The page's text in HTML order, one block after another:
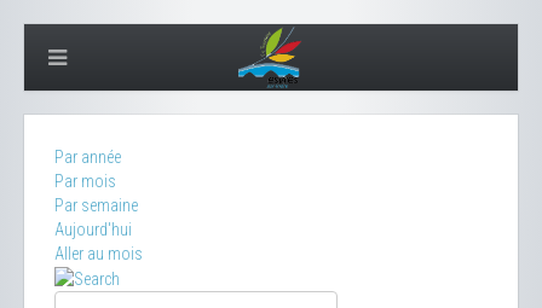
Par année
Par mois
Par semaine
Aujourd'hui
Aller au mois